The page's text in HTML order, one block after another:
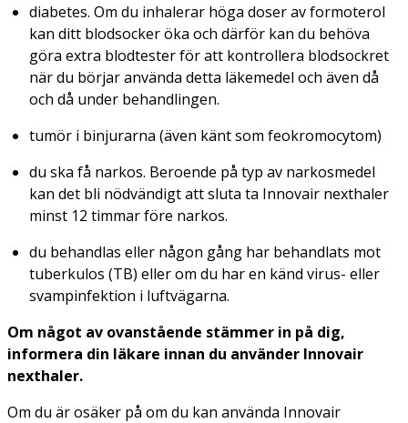
diabetes. Om du inhalerar höga doser av formoterol
kan ditt blodsocker öka och därför kan du behöva
göra extra blodtester för att kontrollera blodsockret
när du börjar använda detta läkemedel och även då
och då under behandlingen.
tumör i binjurarna (även känt som feokromocytom)
du ska få narkos. Beroende på typ av narkosmedel
kan det bli nödvändigt att sluta ta Innovair nexthaler
minst 12 timmar före narkos.
du behandlas eller någon gång har behandlats mot
tuberkulos (TB) eller om du har en känd virus- eller
svampinfektion i luftvägarna.
Om något av ovanstående stämmer in på dig,
informera din läkare innan du använder Innovair
nexthaler.
Om du är osäker på om du kan använda Innovair